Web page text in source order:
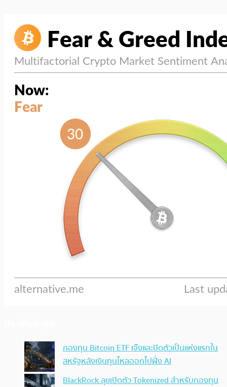
กองทุน Bitcoin ETF เจ๊งและปิดตัวเป็นแห่งแรกใน
สหรัฐหลังเงินทุนไหลออกไปฝั่ง AI
BlackRock ลุยเปิดตัว Tokenized สำหรับกองทุน